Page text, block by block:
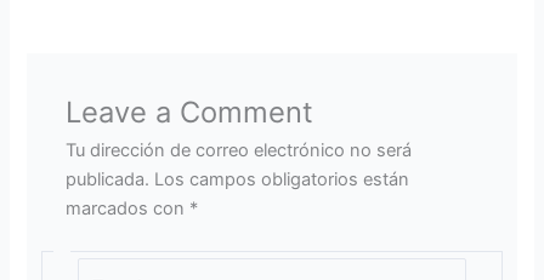
Leave a Comment
Tu dirección de correo electrónico no será
publicada. Los campos obligatorios están
marcados con *